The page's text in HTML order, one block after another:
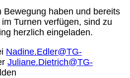
Bewegung haben und bereits
Turnen verfügen, sind zu
herzlich eingeladen.
Nadine.Edler@TG-
Juliane.Dietrich@TG-